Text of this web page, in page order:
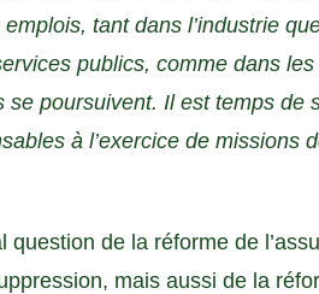
tant dans l’industrie
publics, comme dans
poursuivent. Il est temps de
à l’exercice de missions
de la réforme de
mais aussi de la